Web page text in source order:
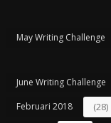
May Writing Challenge
June Writing Challenge
Februari 2018 (28)